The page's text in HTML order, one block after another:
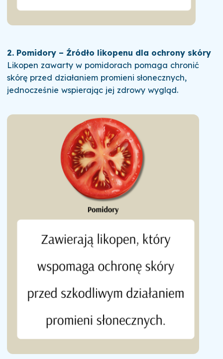
2. Pomidory – Źródło likopenu dla ochrony skóry
Likopen zawarty w pomidorach pomaga chronić
skórę przed działaniem promieni słonecznych,
jednocześnie wspierając jej zdrowy wygląd.